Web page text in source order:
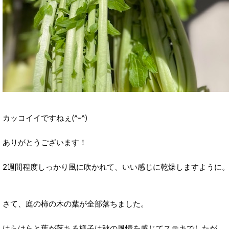
カッコイイですねぇ(^-^)
ありがとうございます！
2週間程度しっかり風に吹かれて、いい感じに乾燥しますように。
さて、庭の柿の木の葉が全部落ちました。